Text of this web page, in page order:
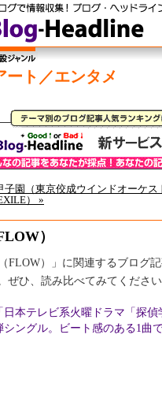
ート／エンタメ
子園（東京佼成ウインドオーケス
） »
）
（FLOW）」に関連するブログ
ぜひ、読み比べてみてください
「日本テレビ系火曜ドラマ「探
シングル。ビート感のある1曲で